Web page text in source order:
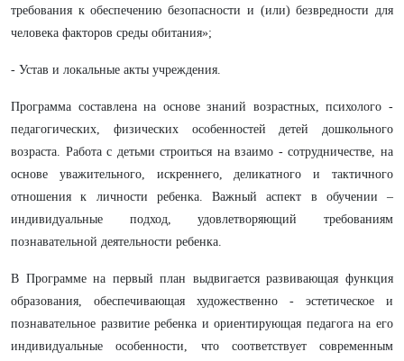
требования к обеспечению безопасности и (или) безвредности для
человека факторов среды обитания»;
- Устав и локальные акты учреждения.
Программа составлена на основе знаний возрастных, психолого -
педагогических, физических особенностей детей дошкольного
возраста. Работа с детьми строиться на взаимо - сотрудничестве, на
основе уважительного, искреннего, деликатного и тактичного
отношения к личности ребенка. Важный аспект в обучении –
индивидуальные подход, удовлетворяющий требованиям
познавательной деятельности ребенка.
В Программе на первый план выдвигается развивающая функция
образования, обеспечивающая художественно - эстетическое и
познавательное развитие ребенка и ориентирующая педагога на его
индивидуальные особенности, что соответствует современным